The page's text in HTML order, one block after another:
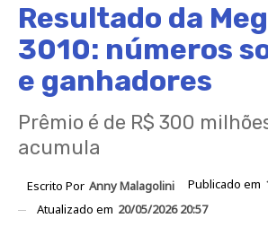
Resultado da
3010: números
e ganhadores
Prêmio é de R$ 300
acumula
Escrito Por Anny Malagolini Publicado em
Atualizado em 20/05/2026 20:57